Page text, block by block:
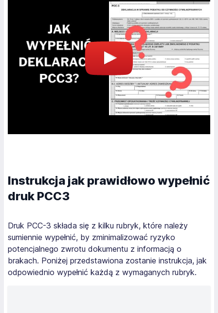
Instrukcja jak prawidłowo wypełnić
druk PCC3
Druk PCC-3 składa się z kilku rubryk, które należy
sumiennie wypełnić, by zminimalizować ryzyko
potencjalnego zwrotu dokumentu z informacją o
brakach. Poniżej przedstawiona zostanie instrukcja, jak
odpowiednio wypełnić każdą z wymaganych rubryk.